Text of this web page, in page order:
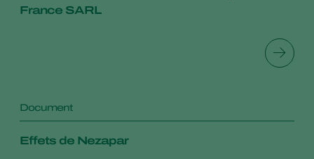
France SARL
Document
Effets de Nezapar